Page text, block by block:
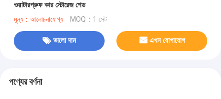
ওয়াটারপ্রুফ কার স্টোরেজ শেড
মূল্য：আলোচনাযোগ্য MOQ：1 সেট
ভালো দাম এখন যোগাযোগ
পণ্যের বর্ণনা